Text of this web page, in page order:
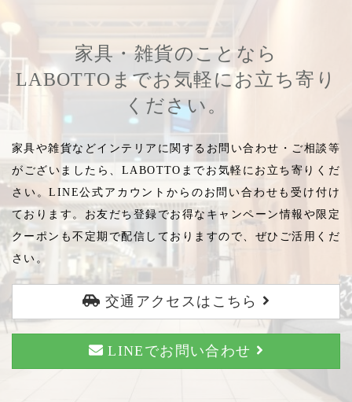
家具・雑貨のことなら
LABOTTOまでお気軽にお立ち寄り
ください。
家具や雑貨などインテリアに関するお問い合わせ・ご相談等
がございましたら、LABOTTOまでお気軽にお立ち寄りくだ
さい。LINE公式アカウントからのお問い合わせも受け付け
ております。お友だち登録でお得なキャンペーン情報や限定
クーポンも不定期で配信しておりますので、ぜひご活用くだ
さい。
交通アクセスはこちら
LINEでお問い合わせ